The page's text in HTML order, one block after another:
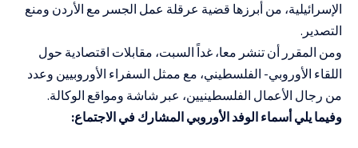
الإسرائيلية، من أبرزها قضية عرقلة عمل الجسر مع الأردن ومنع
التصدير.
ومن المقرر أن تنشر معا، غداً السبت، مقابلات اقتصادية حول
اللقاء الأوروبي- الفلسطيني، مع ممثل السفراء الأوروبيين وعدد
من رجال الأعمال الفلسطينيين، عبر شاشة ومواقع الوكالة.
وفيما يلي أسماء الوفد الأوروبي المشارك في الاجتماع: